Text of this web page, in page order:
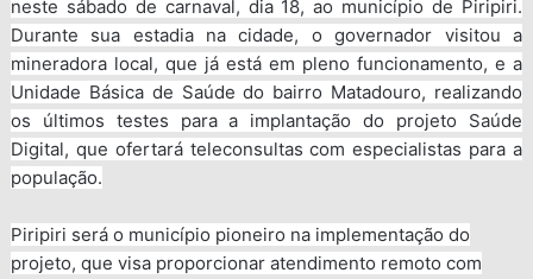
neste sábado de carnaval, dia 18, ao município de Piripiri.
Durante sua estadia na cidade, o governador visitou a
mineradora local, que já está em pleno funcionamento, e a
Unidade Básica de Saúde do bairro Matadouro, realizando
os últimos testes para a implantação do projeto Saúde
Digital, que ofertará teleconsultas com especialistas para a
população.
Piripiri será o município pioneiro na implementação do
projeto, que visa proporcionar atendimento remoto com